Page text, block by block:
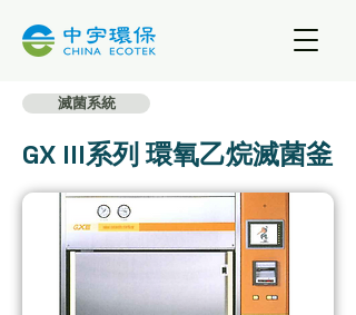
滅菌系統
GX III系列 環氧乙烷滅菌釜